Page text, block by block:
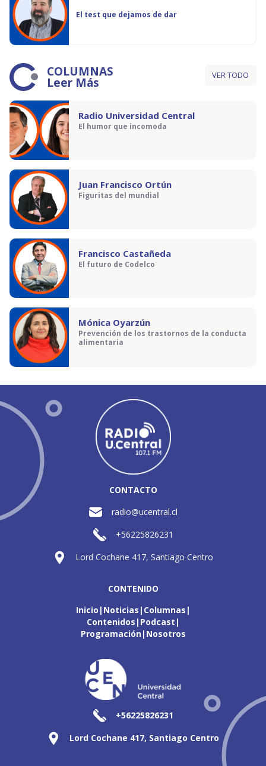
El test que dejamos de dar
COLUMNAS
Leer Más VER TODO
Radio Universidad Central
El humor que incomoda
Juan Francisco Ortún
Figuritas del mundial
Francisco Castañeda
El futuro de Codelco
Mónica Oyarzún
Prevención de los trastornos de la conducta
alimentaria
CONTACTO
radio@ucentral.cl
+56225826231
Lord Cochane 417, Santiago Centro
CONTENIDO
Inicio Noticias Columnas
Contenidos Podcast
Programación Nosotros
+56225826231
Lord Cochane 417, Santiago Centro